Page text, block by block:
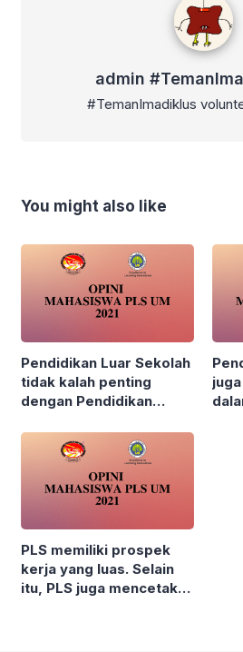
admin
#TemanImadiklus
You might also like
Pendidikan Luar Sekolah
tidak kalah penting
dengan Pendidikan
PLS memiliki prospek
kerja yang luas. Selain
itu, PLS juga mencetak